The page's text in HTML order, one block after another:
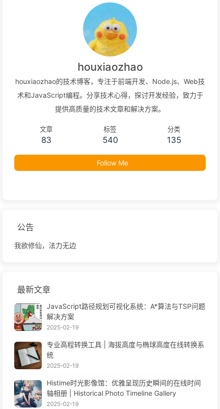
houxiaozhao
houxiaozhao的技术博客，专注于前端开发、Node.js、Web技
术和JavaScript编程。分享技术心得，探讨开发经验，致力于
提供高质量的技术文章和解决方案。
文章
83
标签
540
分类
135
Follow Me
公告
我欲修仙，法力无边
最新文章
JavaScript路径规划可视化系统：A*算法与TSP问题
解决方案
2025-02-19
专业高程转换工具 | 海拔高度与椭球高度在线转换系
统
2025-02-19
Histime时光影像馆：优雅呈现历史瞬间的在线时间
轴相册 | Historical Photo Timeline Gallery
2025-02-19